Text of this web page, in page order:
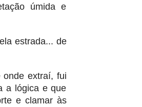
úmida e
estrada... de
onde extraí, fui
a lógica e que
e clamar às